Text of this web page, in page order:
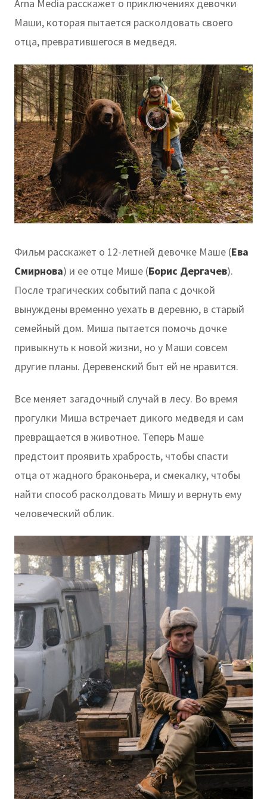
Arna Media расскажет о приключениях девочки
Маши, которая пытается расколдовать своего
отца, превратившегося в медведя.
Фильм расскажет о 12-летней девочке Маше (Ева
Смирнова) и ее отце Мише (Борис Дергачев).
После трагических событий папа с дочкой
вынуждены временно уехать в деревню, в старый
семейный дом. Миша пытается помочь дочке
привыкнуть к новой жизни, но у Маши совсем
другие планы. Деревенский быт ей не нравится.
Все меняет загадочный случай в лесу. Во время
прогулки Миша встречает дикого медведя и сам
превращается в животное. Теперь Маше
предстоит проявить храбрость, чтобы спасти
отца от жадного браконьера, и смекалку, чтобы
найти способ расколдовать Мишу и вернуть ему
человеческий облик.